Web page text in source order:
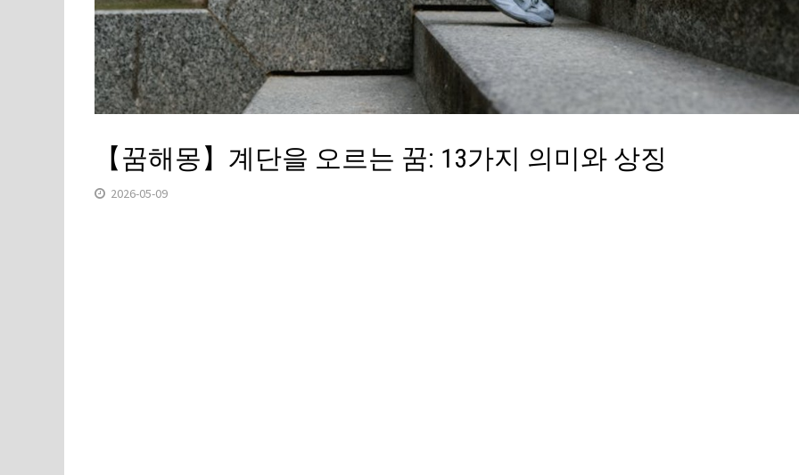
【꿈해몽】계단을 오르는 꿈: 13가지 의미와 상징
2026-05-09